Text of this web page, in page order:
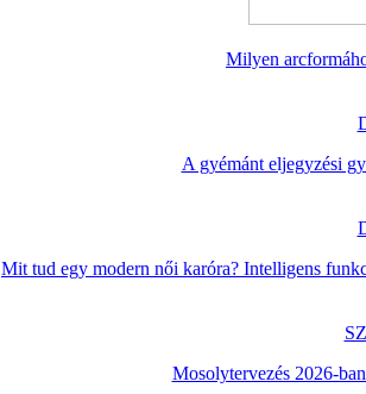
Milyen
A gyémánt eljegyzési
Mit tud egy modern női karóra? Intelligens
Mosolytervezés 2026-